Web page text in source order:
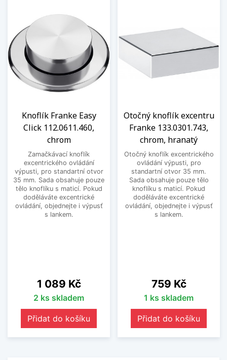
Knoflík Franke Easy
Click 112.0611.460,
chrom
Zamačkávací knoflík
excentrického ovládání
výpusti, pro standartní otvor
35 mm. Sada obsahuje pouze
tělo knoflíku s maticí. Pokud
doděláváte excentrické
ovládání, objednejte i výpusť
s lankem.
Cena
1 089 Kč
2 ks skladem
Přidat do košíku
Otočný knoflík excentru
Franke 133.0301.743,
chrom, hranatý
Otočný knoflík excentrického
ovládání výpusti, pro
standartní otvor 35 mm.
Sada obsahuje pouze tělo
knoflíku s maticí. Pokud
doděláváte excentrické
ovládání, objednejte i výpusť
s lankem.
Cena
759 Kč
1 ks skladem
Přidat do košíku